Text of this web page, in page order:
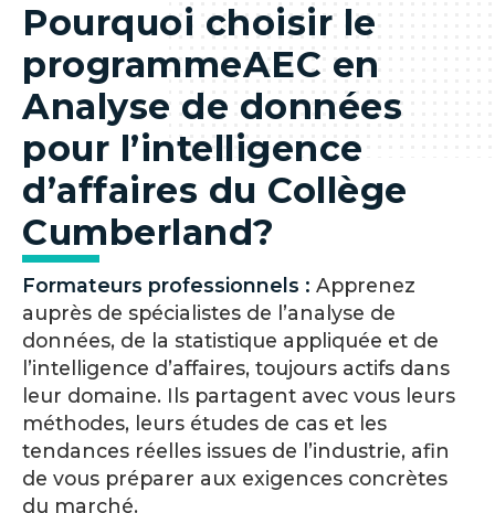
Pourquoi choisir le
programmeAEC en
Analyse de données
pour l’intelligence
d’affaires du Collège
Cumberland?
Formateurs professionnels : Apprenez
auprès de spécialistes de l’analyse de
données, de la statistique appliquée et de
l’intelligence d’affaires, toujours actifs dans
leur domaine. Ils partagent avec vous leurs
méthodes, leurs études de cas et les
tendances réelles issues de l’industrie, afin
de vous préparer aux exigences concrètes
du marché.